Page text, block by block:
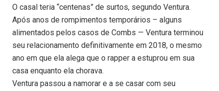
O casal teria “centenas” de surtos, segundo Ventura.
Após anos de rompimentos temporários – alguns
alimentados pelos casos de Combs — Ventura terminou
seu relacionamento definitivamente em 2018, o mesmo
ano em que ela alega que o rapper a estuprou em sua
casa enquanto ela chorava.
Ventura passou a namorar e a se casar com seu